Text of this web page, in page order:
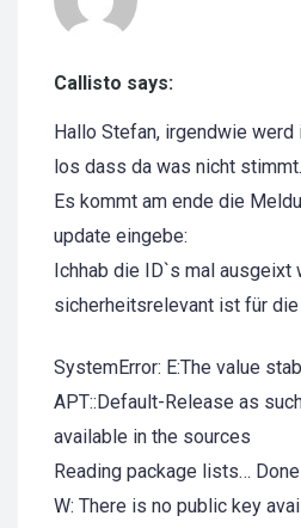
Callisto says:
Hallo Stefan, irgendwie
los dass da was nicht stimmt.
Es kommt am ende die
update eingebe:
Ichhab die ID`s mal ausgeixt
sicherheitsrelevant ist für
SystemError: E:The value
APT::Default-Release as
available in the sources
Reading package lists… Done
W: There is no public key